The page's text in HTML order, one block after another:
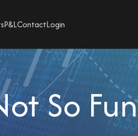
P&LContactLogin
So Fun